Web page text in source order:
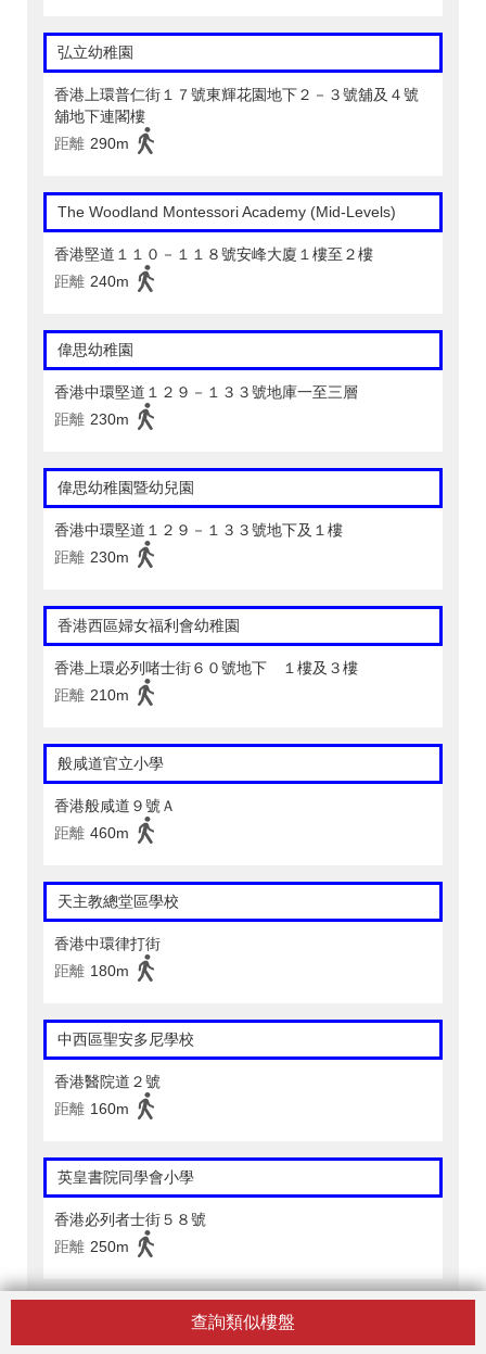
查詢類似樓盤
弘立幼稚園
香港上環普仁街１７號東輝花園地下２－３號舖及４號
舖地下連閣樓
距離 290m
The Woodland Montessori Academy (Mid-Levels)
香港堅道１１０－１１８號安峰大廈１樓至２樓
距離 240m
偉思幼稚園
香港中環堅道１２９－１３３號地庫一至三層
距離 230m
偉思幼稚園暨幼兒園
香港中環堅道１２９－１３３號地下及１樓
距離 230m
香港西區婦女福利會幼稚園
香港上環必列啫士街６０號地下 １樓及３樓
距離 210m
般咸道官立小學
香港般咸道９號Ａ
距離 460m
天主教總堂區學校
香港中環律打街
距離 180m
中西區聖安多尼學校
香港醫院道２號
距離 160m
英皇書院同學會小學
香港必列者士街５８號
距離 250m
英皇書院同學會小學(二校)